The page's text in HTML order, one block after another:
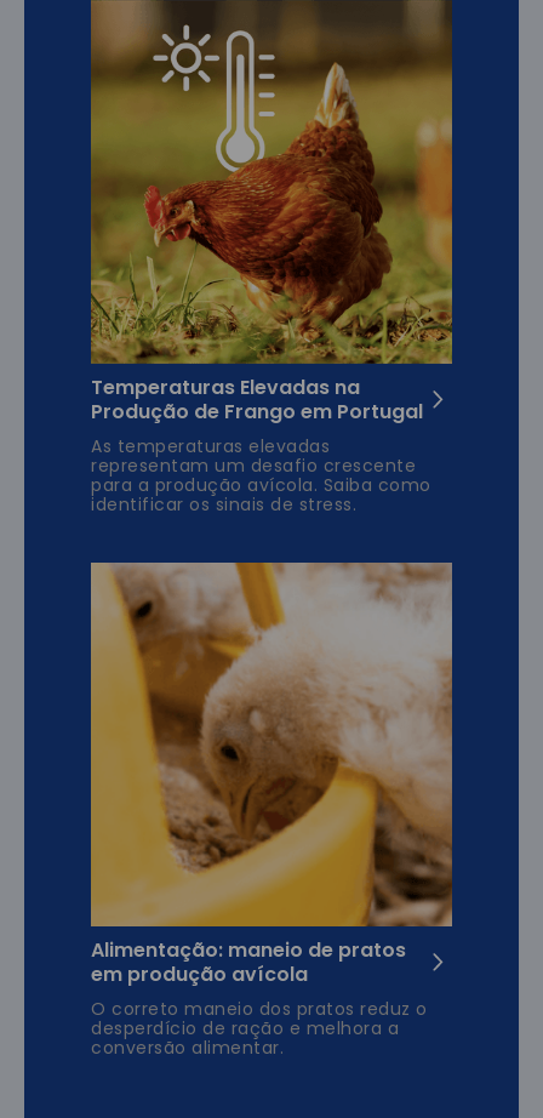
Temperaturas Elevadas na
Produção de Frango em Portugal
As temperaturas elevadas
representam um desafio crescente
para a produção avícola. Saiba como
identificar os sinais de stress.
Alimentação: maneio de pratos
em produção avícola
O correto maneio dos pratos reduz o
desperdício de ração e melhora a
conversão alimentar.